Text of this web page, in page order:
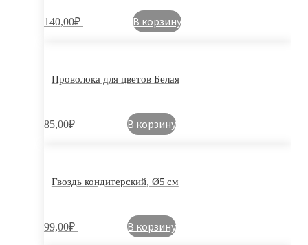
140,00₽ В корзину
Проволока для цветов Белая
85,00₽ В корзину
Гвоздь кондитерский, Ø5 см
99,00₽ В корзину